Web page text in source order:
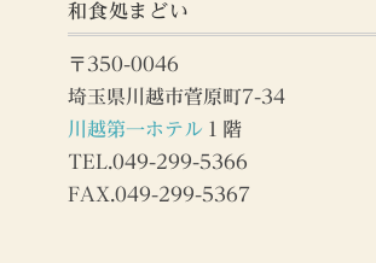
和食処まどい
〒350-0046
埼玉県川越市菅原町7-34
川越第一ホテル １階
TEL.049-299-5366
FAX.049-299-5367